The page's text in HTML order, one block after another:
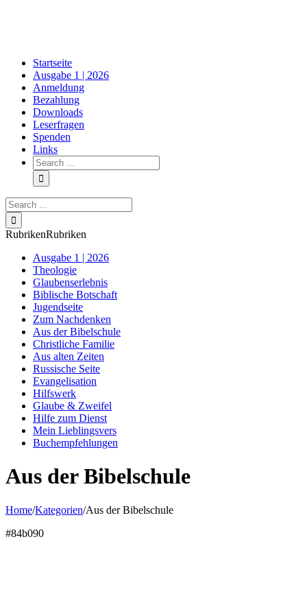
Startseite
Ausgabe 1 | 2026
Anmeldung
Bezahlung
Downloads
Leserfragen
Spenden
Links
Search
for:
Search
for:
RubrikenRubriken
Ausgabe 1 | 2026
Theologie
Glaubenserlebnis
Biblische Botschaft
Jugendseite
Zum Nachdenken
Aus der Bibelschule
Christliche Familie
Aus alten Zeiten
Russische Seite
Evangelisation
Hilfswerk
Glaube & Zweifel
Hilfe zum Dienst
Mein Lieblingsvers
Buchempfehlungen
Aus der Bibelschule
Home/Kategorien/Aus der Bibelschule
#84b090